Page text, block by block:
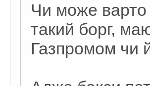
Чи може
такий борг,
Газпромом чи